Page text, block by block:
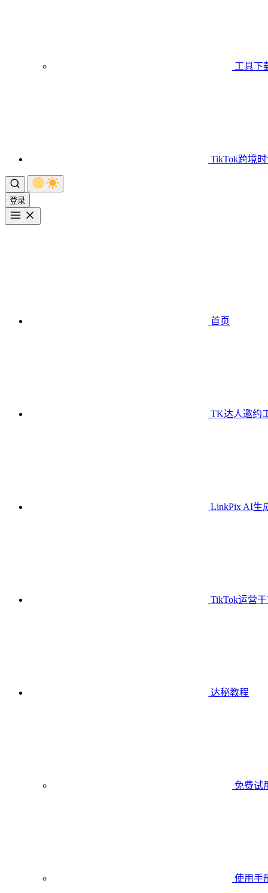
工具下
TikTok跨境
登录
首页
TK达人邀约
LinkPix AI生
TikTok运营
达秘教程
免费试
使用手